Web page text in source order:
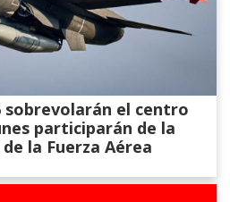
sobrevolarán el centro
participarán de la
la Fuerza Aérea